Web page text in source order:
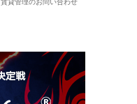
賃貸管理のお問い合わせ